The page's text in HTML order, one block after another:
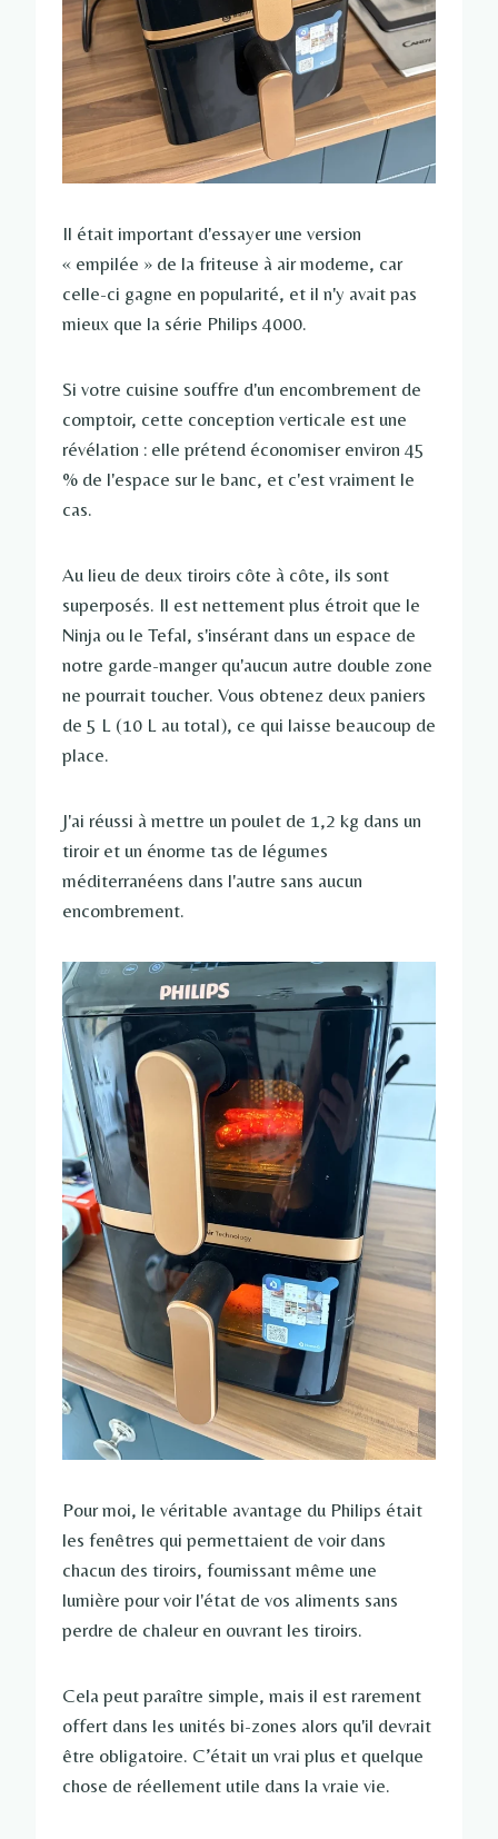
Il était important d'essayer une version
« empilée » de la friteuse à air moderne, car
celle-ci gagne en popularité, et il n'y avait pas
mieux que la série Philips 4000.
Si votre cuisine souffre d'un encombrement de
comptoir, cette conception verticale est une
révélation : elle prétend économiser environ 45
% de l'espace sur le banc, et c'est vraiment le
cas.
Au lieu de deux tiroirs côte à côte, ils sont
superposés. Il est nettement plus étroit que le
Ninja ou le Tefal, s'insérant dans un espace de
notre garde-manger qu'aucun autre double zone
ne pourrait toucher. Vous obtenez deux paniers
de 5 L (10 L au total), ce qui laisse beaucoup de
place.
J'ai réussi à mettre un poulet de 1,2 kg dans un
tiroir et un énorme tas de légumes
méditerranéens dans l'autre sans aucun
encombrement.
Pour moi, le véritable avantage du Philips était
les fenêtres qui permettaient de voir dans
chacun des tiroirs, fournissant même une
lumière pour voir l'état de vos aliments sans
perdre de chaleur en ouvrant les tiroirs.
Cela peut paraître simple, mais il est rarement
offert dans les unités bi-zones alors qu'il devrait
être obligatoire. C’était un vrai plus et quelque
chose de réellement utile dans la vraie vie.